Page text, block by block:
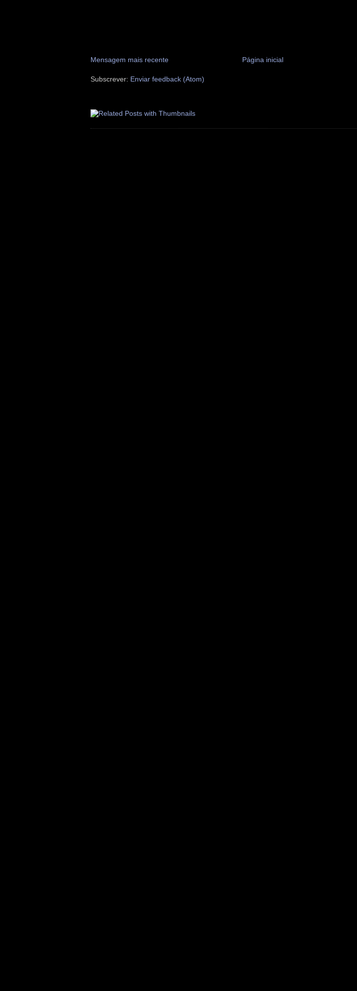
Mensagem mais recente Página inicial
Subscrever: Enviar feedback (Atom)